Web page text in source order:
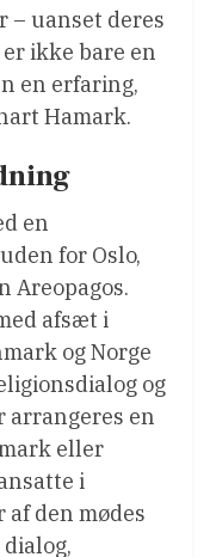
– uanset deres
ikke bare en
en erfaring,
Hamark.
en
for Oslo,
Areopagos.
afsæt i
og Norge
og
arrangeres en
eller
i
den mødes